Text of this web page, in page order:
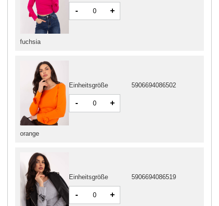
orange
Einheitsgröße 5906694086502
- +
Einheitsgröße 5906694086519
- +
fuchsia
- +